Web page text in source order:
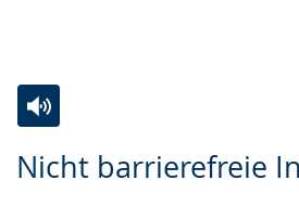
Nicht barrierefreie
Leichten
Audio-
Video